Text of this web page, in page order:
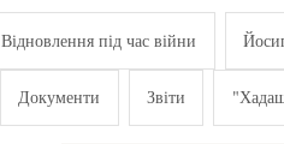
Відновлення під час війни
Документи Звіти